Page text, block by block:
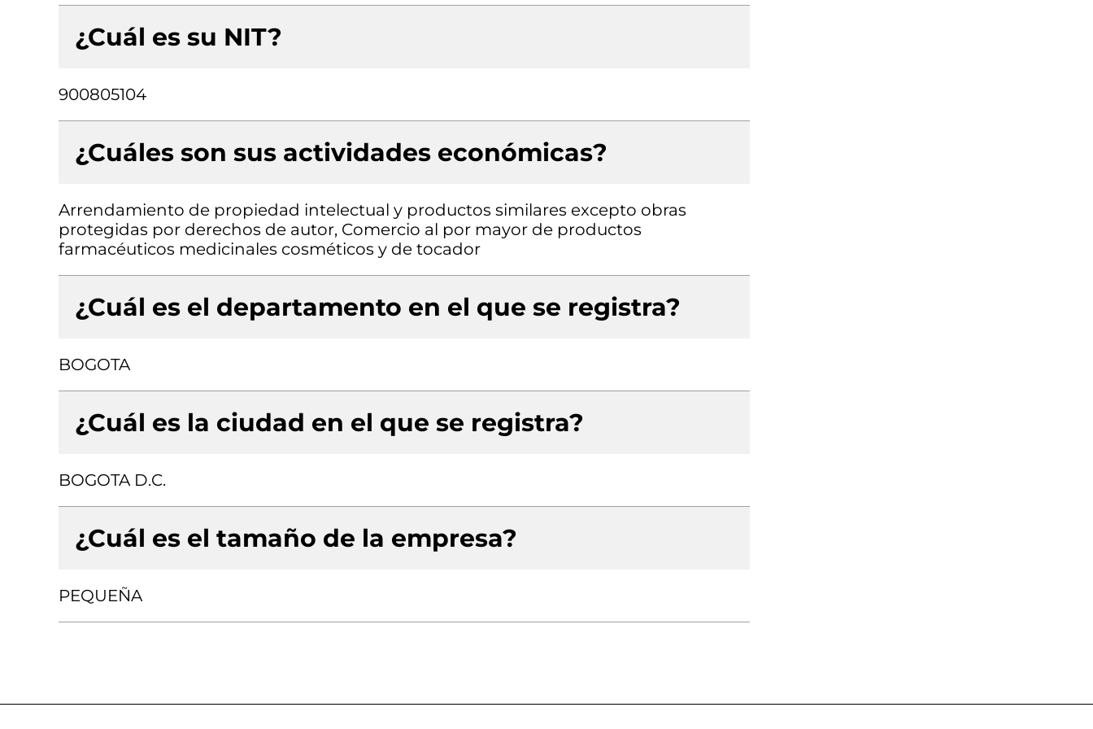
¿Cuál es su NIT?
900805104
¿Cuáles son sus actividades económicas?
Arrendamiento de propiedad intelectual y productos similares excepto obras
protegidas por derechos de autor, Comercio al por mayor de productos
farmacéuticos medicinales cosméticos y de tocador
¿Cuál es el departamento en el que se registra?
BOGOTA
¿Cuál es la ciudad en el que se registra?
BOGOTA D.C.
¿Cuál es el tamaño de la empresa?
PEQUEÑA